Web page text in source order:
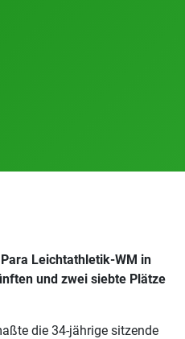
Leichtathletik-WM in
und zwei siebte Plätze
die 34-jährige sitzende